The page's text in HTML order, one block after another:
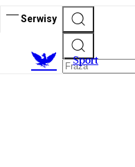
Serwisy
Sport